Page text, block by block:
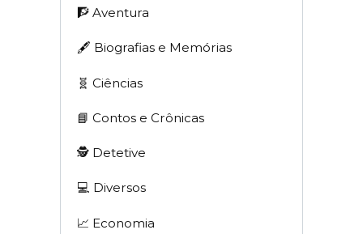
🧗 Aventura
🖋 Biografias e Memórias
🧬 Ciências
📘 Contos e Crônicas
🕵 Detetive
💻 Diversos
📈 Economia